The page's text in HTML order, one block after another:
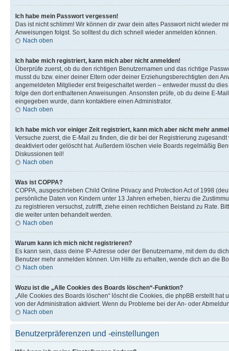
Ich habe mein Passwort vergessen!
Das ist nicht schlimm! Wir können dir zwar dein altes Passwort nicht wieder
Anweisungen folgst. So solltest du dich schnell wieder anmelden können.
Nach oben
Ich habe mich registriert, kann mich aber nicht anmelden!
Überprüfe zuerst, ob du den richtigen Benutzernamen und das richtige
musst du bzw. einer deiner Eltern oder deiner Erziehungsberechtigten den
angemeldeten Mitglieder erst freigeschaltet werden – entweder musst du
folge den dort enthaltenen Anweisungen. Ansonsten prüfe, ob du deine E-
eingegeben wurde, dann kontaktiere einen Administrator.
Nach oben
Ich habe mich vor einiger Zeit registriert, kann mich aber nicht mehr
Versuche zuerst, die E-Mail zu finden, die dir bei der Registrierung
deaktiviert oder gelöscht hat. Außerdem löschen viele Boards regelmäßig
Diskussionen teil!
Nach oben
Was ist COPPA?
COPPA, ausgeschrieben Child Online Privacy and Protection Act of 1998
persönliche Daten von Kindern unter 13 Jahren erheben, hierzu die
zu registrieren versuchst, zutrifft, ziehe einen rechtlichen Beistand zu Rate.
die weiter unten behandelt werden.
Nach oben
Warum kann ich mich nicht registrieren?
Es kann sein, dass deine IP-Adresse oder der Benutzername, mit dem du
Benutzer mehr anmelden können. Um Hilfe zu erhalten, wende dich an die
Nach oben
Wozu ist die „Alle Cookies des Boards löschen“-Funktion?
„Alle Cookies des Boards löschen“ löscht die Cookies, die phpBB erstellt
von der Administration aktiviert. Wenn du Probleme bei der An- oder
Nach oben
Benutzerpräferenzen und -einstellungen